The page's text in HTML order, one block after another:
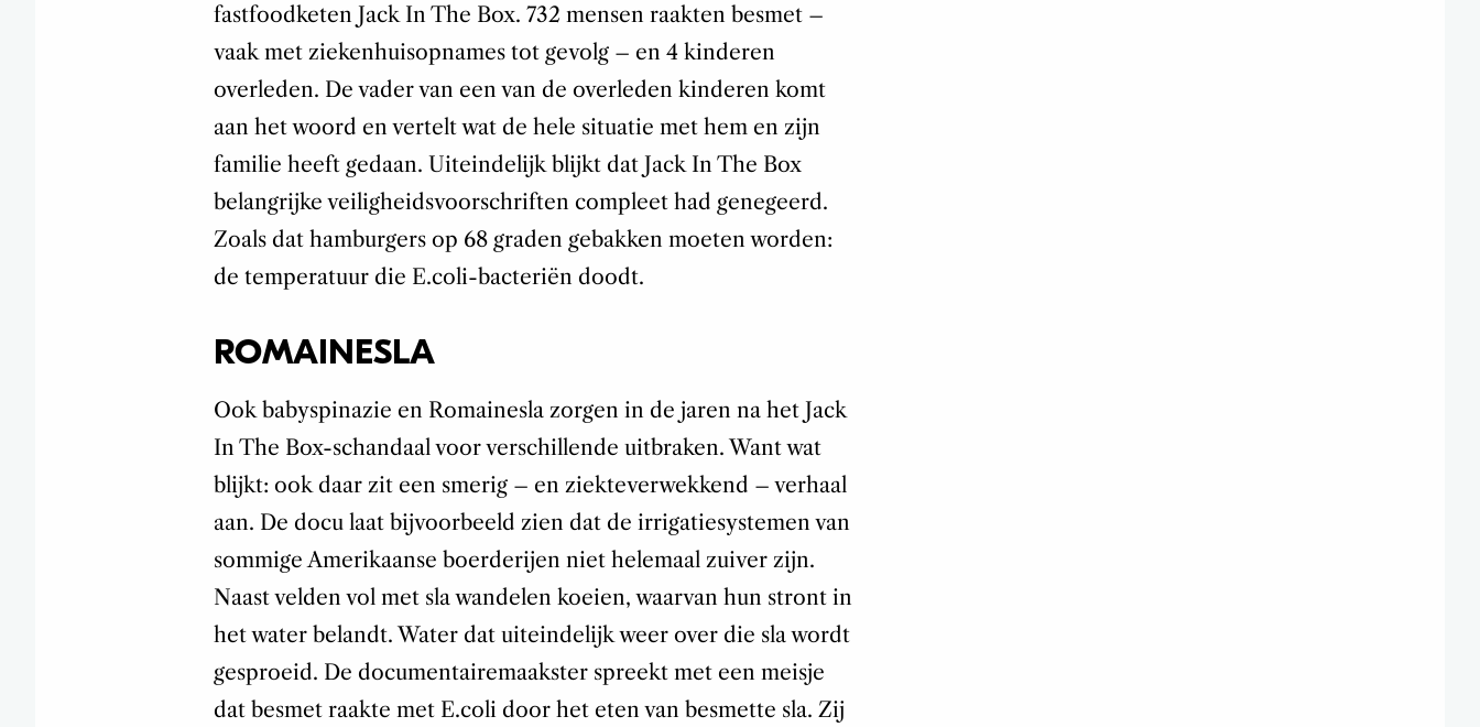
fastfoodketen Jack In The Box. 732 mensen raakten besmet –
vaak met ziekenhuisopnames tot gevolg – en 4 kinderen
overleden. De vader van een van de overleden kinderen komt
aan het woord en vertelt wat de hele situatie met hem en zijn
familie heeft gedaan. Uiteindelijk blijkt dat Jack In The Box
belangrijke veiligheidsvoorschriften compleet had genegeerd.
Zoals dat hamburgers op 68 graden gebakken moeten worden:
de temperatuur die E.coli-bacteriën doodt.
ROMAINESLA
Ook babyspinazie en Romainesla zorgen in de jaren na het Jack
In The Box-schandaal voor verschillende uitbraken. Want wat
blijkt: ook daar zit een smerig – en ziekteverwekkend – verhaal
aan. De docu laat bijvoorbeeld zien dat de irrigatiesystemen van
sommige Amerikaanse boerderijen niet helemaal zuiver zijn.
Naast velden vol met sla wandelen koeien, waarvan hun stront in
het water belandt. Water dat uiteindelijk weer over die sla wordt
gesproeid. De documentairemaakster spreekt met een meisje
dat besmet raakte met E.coli door het eten van besmette sla. Zij